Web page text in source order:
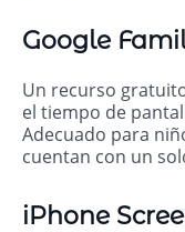
Google
Un recurso
el tiempo de
Adecuado para
cuentan con un
iPhone